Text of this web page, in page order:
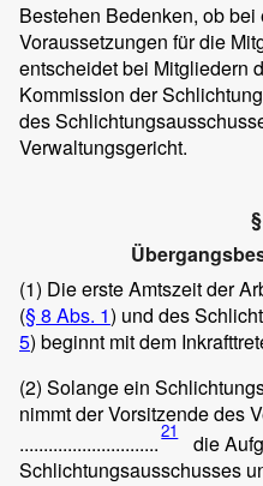
Bestehen Bedenken, ob
Voraussetzungen für die
entscheidet bei Mitgliedern
Kommission der
des
Verwaltungsgericht.
(1) Die erste Amtszeit der
(§ 8 Abs. 1) und des
5) beginnt mit dem
(2) Solange ein
nimmt der Vorsitzende des
.............................21
die
Schlichtungsausschusses